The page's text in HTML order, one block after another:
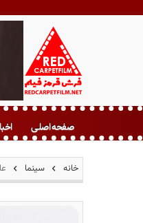
ف
ش
م
ز
صفحه اصلی
خانه سینما